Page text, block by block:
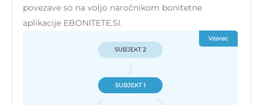
povezave so na voljo naročnikom bonitetne
aplikacije EBONITETE.SI.